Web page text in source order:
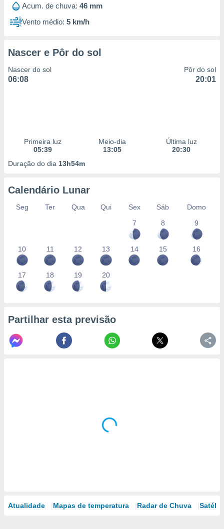
Acum. de chuva: 46 mm
Vento médio: 5 km/h
Nascer e Pôr do sol
Nascer do sol
06:08
Pôr do sol
20:01
Primeira luz
05:39
Meio-dia
13:05
Última luz
20:30
Duração do dia 13h54m
Calendário Lunar
Seg Ter Qua Qui Sex Sáb
Domo
7
8 9
10 11 12 13 14 15 16
17 18 19 20
Partilhar esta previsão
Atualidade Mapas de temperatura Radar de Chuva